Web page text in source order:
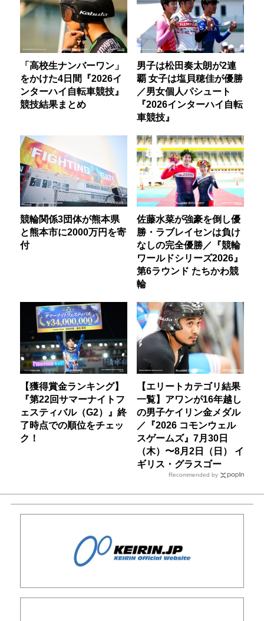
「高校生ナンバーワン」
をかけた4日間『2026イ
ンターハイ自転車競技』
競技結果まとめ
男子は松田奏太朗が2連
覇 女子は塩貝穂佳が優勝
／男女個人パシュート
『2026インターハイ自転
車競技』
競輪関係3団体が熊本県
と熊本市に2000万円を寄
付
佐藤水菜が強豪を倒し優
勝・ラブレイセンは負け
なしの完全優勝／『競輪
ワールドシリーズ2026』
第6ラウンド たちかわ競
輪
【獲得賞金ランキング】
『第22回サマーナイトフ
ェスティバル（G2）』終
了時点での順位をチェッ
ク！
【エリートカテゴリ結果
一覧】アワンが16年越し
の男子ケイリン金メダル
／『2026 コモンウェル
スゲームズ』7月30日
（木）〜8月2日（日） イ
ギリス・グラスゴー
Recommended by